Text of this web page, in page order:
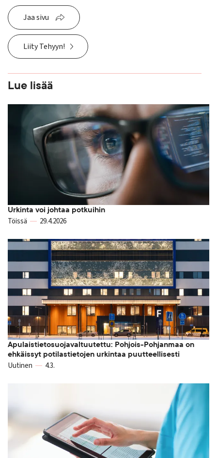
Jaa sivu
Liity Tehyyn!
Lue lisää
Urkinta voi johtaa potkuihin
Töissä 29.4.2026
Apulaistietosuojavaltuutettu: Pohjois-Pohjanmaa on
ehkäissyt potilastietojen urkintaa puutteellisesti
Uutinen 4.3.